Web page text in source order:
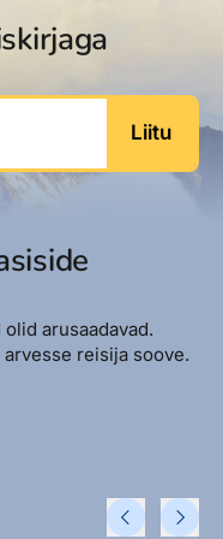
Liitu
arusaadavad.
reisija soove.